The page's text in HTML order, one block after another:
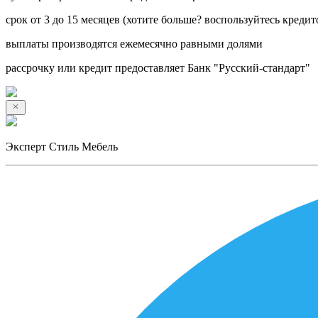
срок от 3 до 15 месяцев (хотите больше? воспользуйтесь
выплаты производятся ежемесячно равными долями
рассрочку или кредит предоставляет Банк "Русский-стандарт"
Эксперт Стиль Мебель